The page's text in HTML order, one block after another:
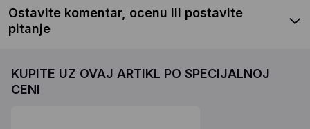
Ostavite komentar, ocenu ili postavite
pitanje
KUPITE UZ OVAJ ARTIKL PO SPECIJALNOJ
CENI